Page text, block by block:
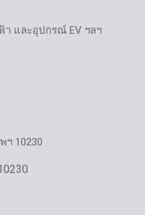
า และอุปกรณ์ EV ฯลฯ
ฯ 10230